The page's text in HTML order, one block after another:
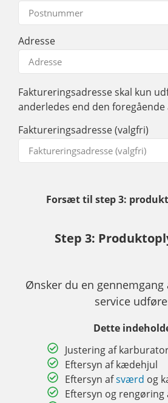
Adresse
Faktureringsadresse skal kun
anderledes end den foregående
Faktureringsadresse (valgfri)
Forsæt til step 3:
Step 3:
Ønsker du en
service
Dette
Justering af
Eftersyn af kædehjul
Eftersyn afsværd og
Eftersyn og rengøring